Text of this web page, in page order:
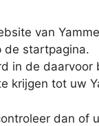
van
de startpagina.
in de daarvoor
krijgen tot uw
dan of